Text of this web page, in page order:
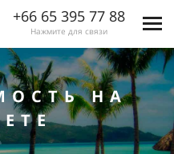
+66 65 395 77 88
Нажмите для связи
НА